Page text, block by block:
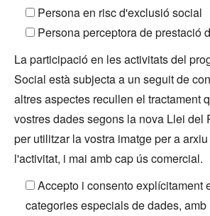
Persona en risc d'exclusió social
Persona perceptora de prestació
La participació en les activitats del
Social està subjecta a un seguit de
altres aspectes recullen el tractament
vostres dades segons la nova Llei del
per utilitzar la vostra imatge per a
l'activitat, i mai amb cap ús comercial.
Accepto i consento explícitament
categories especials de dades,